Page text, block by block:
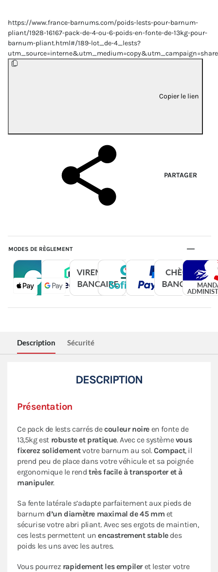
https://www.france-barnums.com/poids-lests-pour-barnum-
pliant/1928-16167-pack-de-4-ou-6-poids-en-fonte-de-13kg-pour-
barnum-pliant.html#/189-lot_de-4_lests?
Copier le lien
PARTAGER
MODES DE RÈGLEMENT
Description Sécurité
DESCRIPTION
Présentation
Ce pack de lests carrés decouleur noire en fonte de
13,5kg est robuste et pratique. Avec ce systèmevous
fixerez solidementvotre barnum au sol.Compact, il
prend peu de place dans votre véhicule et sa poignée
ergonomique le rend très facile à transporter et à
manipuler.
Sa fente latérale s’adapte parfaitement aux pieds de
barnum d’un diamètre maximal de 45 mm et
sécurise votre abri pliant. Avec ses ergots de maintien,
ces lests permettent un encastrement stabledes
poids les uns avec les autres.
Vous pourrez rapidement les empileret lester votre